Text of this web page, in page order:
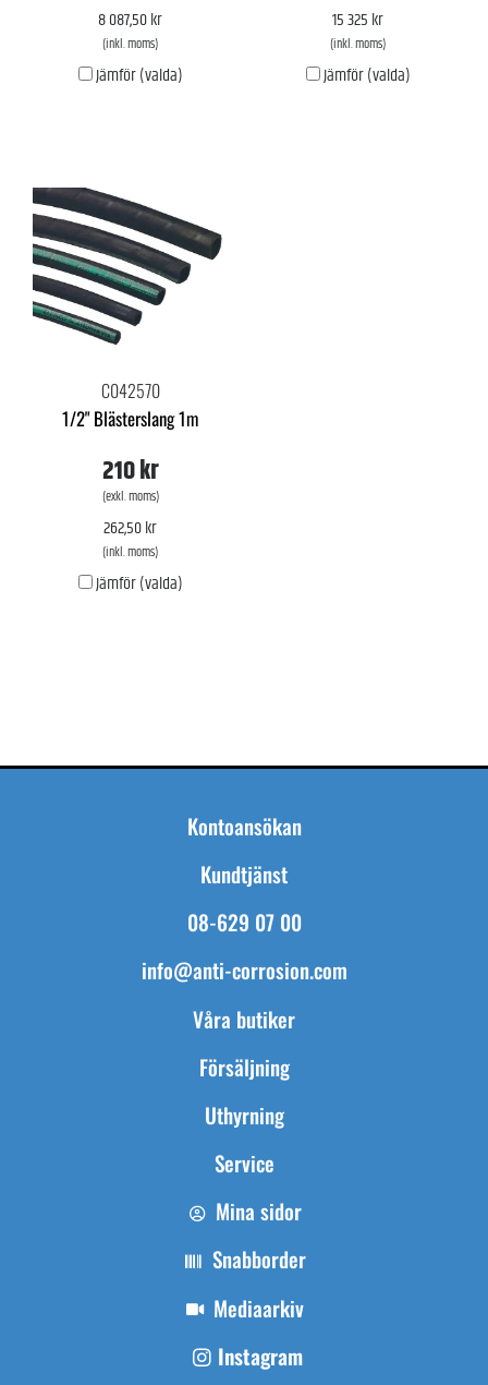
8 087,50 kr
(inkl. moms)
Jämför (valda)
15 325 kr
(inkl. moms)
Jämför (valda)
C042570
1/2" Blästerslang 1m
210 kr
(exkl. moms)
262,50 kr
(inkl. moms)
Jämför (valda)
Kontoansökan
Kundtjänst
08-629 07 00
info@anti-corrosion.com
Våra butiker
Försäljning
Uthyrning
Service
Mina sidor
Snabborder
Mediaarkiv
Instagram